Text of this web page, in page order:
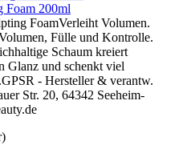
Foam 200ml
FoamVerleiht Volumen.
Fülle und Kontrolle.
Schaum kreiert
Glanz und schenkt viel
- Hersteller & verantw.
Str. 20, 64342 Seeheim-